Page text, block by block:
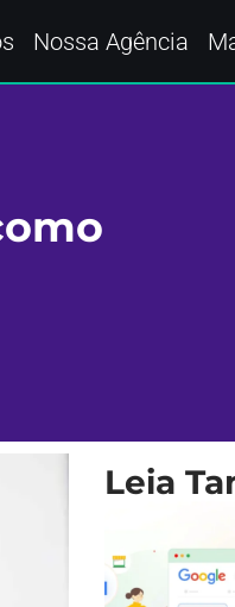
Nossa Agência
Leia